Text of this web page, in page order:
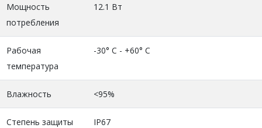
Мощность
потребления
12.1 Вт
Рабочая
температура
-30° C - +60° C
Влажность <95%
Степень защиты IP67